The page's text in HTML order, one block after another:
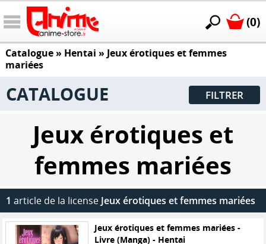
(0)
Catalogue» Hentai » Jeux érotiques et femmes
mariées
CATALOGUE FILTRER
Jeux érotiques et
femmes mariées
1 article de la license Jeux érotiques et femmes mariées
Jeux érotiques et femmes mariées -
Livre (Manga) - Hentai